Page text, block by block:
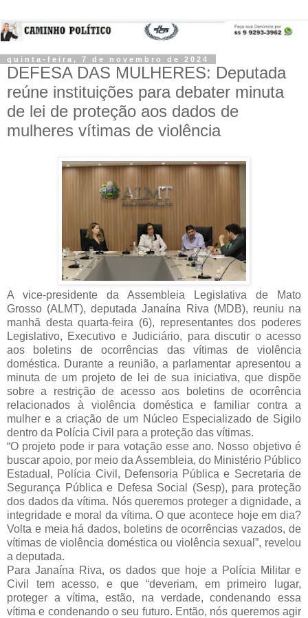
quinta-feira, 7 de novembro de 2024
DEFESA DAS MULHERES: Deputada
reúne instituições para debater minuta
de lei de proteção aos dados de
mulheres vítimas de violência
A vice-presidente da Assembleia Legislativa de Mato
Grosso (ALMT), deputada Janaína Riva (MDB), reuniu na
manhã desta quarta-feira (6), representantes dos poderes
Legislativo, Executivo e Judiciário, para discutir o acesso
aos boletins de ocorrências das vítimas de violência
doméstica. Durante a reunião, a parlamentar apresentou a
minuta de um projeto de lei de sua iniciativa, que dispõe
sobre a restrição de acesso aos boletins de ocorrência
relacionados à violência doméstica e familiar contra a
mulher e a criação de um Núcleo Especializado de Sigilo
dentro da Polícia Civil para a proteção das vítimas.
“O projeto pode ir para votação esse ano. Nosso objetivo é
buscar apoio, por meio da Assembleia, do Ministério Público
Estadual, Polícia Civil, Defensoria Pública e Secretaria de
Segurança Pública e Defesa Social (Sesp), para proteção
dos dados da vítima. Nós queremos proteger a dignidade, a
integridade e moral da vítima. O que acontece hoje em dia?
Volta e meia há dados, boletins de ocorrências vazados, de
vítimas de violência doméstica ou violência sexual”, revelou
a deputada.
Para Janaína Riva, os dados que hoje a Polícia Militar e
Civil tem acesso, e que “deveriam, em primeiro lugar,
proteger a vítima, estão, na verdade, condenando essa
vítima e condenando o seu futuro. Então, nós queremos agir